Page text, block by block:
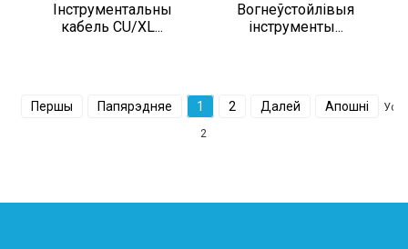
Інструментальны
кабель CU/XL...
Вогнеўстойлівыя
інструменты...
Першы Папярэдняе 1 2 Далей Апошні
2